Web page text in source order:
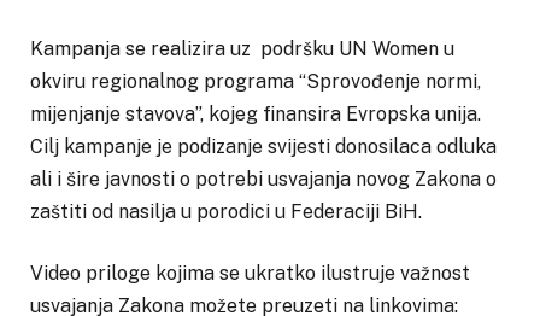
Kampanja se realizira uz podršku UN Women u
okviru regionalnog programa “Sprovođenje normi,
mijenjanje stavova”, kojeg finansira Evropska unija.
Cilj kampanje je podizanje svijesti donosilaca odluka
ali i šire javnosti o potrebi usvajanja novog Zakona o
zaštiti od nasilja u porodici u Federaciji BiH.
Video priloge kojima se ukratko ilustruje važnost
usvajanja Zakona možete preuzeti na linkovima: